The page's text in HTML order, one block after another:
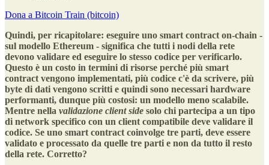
Dona a Bitcoin Train (bitcoin)
Quindi, per ricapitolare: eseguire uno smart contract on-chain -
sul modello Ethereum - significa che tutti i nodi della rete
devono validare ed eseguire lo stesso codice per verificarlo.
Questo è un costo in termini di risorse perché più smart
contract vengono implementati, più codice c'è da scrivere, più
byte di dati vengono scritti e quindi sono necessari hardware
performanti, dunque più costosi: un modello meno scalabile.
Mentre nella validazione client side solo chi partecipa a un tipo
di network specifico con un client compatibile deve validare il
codice. Se uno smart contract coinvolge tre parti, deve essere
validato e processato da quelle tre parti e non da tutto il resto
della rete. Corretto?